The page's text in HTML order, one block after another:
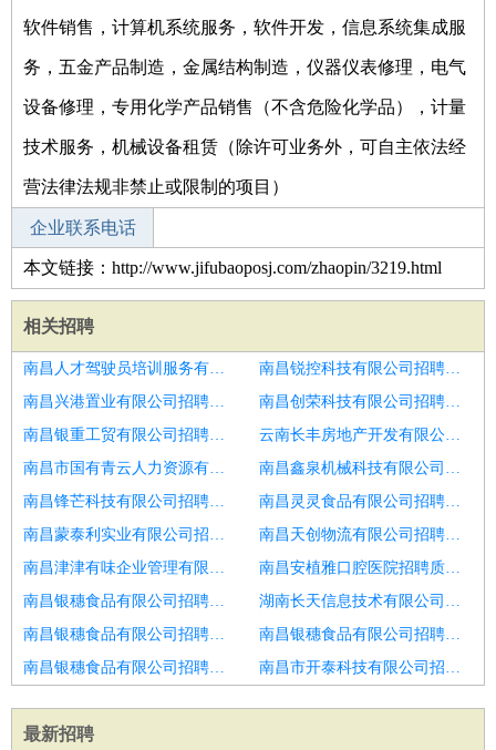
软件销售，计算机系统服务，软件开发，信息系统集成服
务，五金产品制造，金属结构制造，仪器仪表修理，电气
设备修理，专用化学产品销售（不含危险化学品），计量
技术服务，机械设备租赁（除许可业务外，可自主依法经
营法律法规非禁止或限制的项目）
企业联系电话
本文链接：http://www.jifubaoposj.com/zhaopin/3219.html
相关招聘
南昌人才驾驶员培训服务有限公司招聘总监理工程师
南昌锐控科技有限公司招聘总监理工程师
南昌兴港置业有限公司招聘储备工程总监经理
南昌创荣科技有限公司招聘应届生
南昌银重工贸有限公司招聘高薪聘总监理工程师
云南长丰房地产开发有限公司招聘对G销售
南昌市国有青云人力资源有限公司招聘区域营销总监
南昌鑫泉机械科技有限公司招聘技术支持总监
南昌锋芒科技有限公司招聘渠道总监
南昌灵灵食品有限公司招聘精益生产总监
南昌蒙泰利实业有限公司招聘文旅项目运营总监
南昌天创物流有限公司招聘电力视频监控市场经理总监
南昌津津有味企业管理有限公司招聘人力资源总监
南昌安植雅口腔医院招聘质量管理总监
南昌银穗食品有限公司招聘市场经营经理总监
湖南长天信息技术有限公司招聘研发技术总监
南昌银穗食品有限公司招聘物流营销总监
南昌银穗食品有限公司招聘焦煤焦炭贸易业务经理业务总监
南昌银穗食品有限公司招聘高级)财富管理总监
南昌市开泰科技有限公司招聘产品总监
最新招聘